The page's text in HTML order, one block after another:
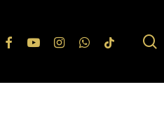
FacebookYoutubeInstagramWhatsapp
Tiktok